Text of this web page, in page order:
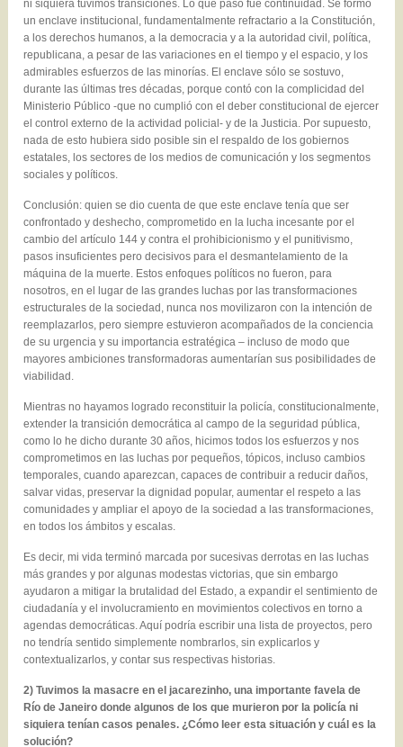
ni siquiera tuvimos transiciones. Lo que pasó fue continuidad. Se formó
un enclave institucional, fundamentalmente refractario a la Constitución,
a los derechos humanos, a la democracia y a la autoridad civil, política,
republicana, a pesar de las variaciones en el tiempo y el espacio, y los
admirables esfuerzos de las minorías. El enclave sólo se sostuvo,
durante las últimas tres décadas, porque contó con la complicidad del
Ministerio Público -que no cumplió con el deber constitucional de ejercer
el control externo de la actividad policial- y de la Justicia. Por supuesto,
nada de esto hubiera sido posible sin el respaldo de los gobiernos
estatales, los sectores de los medios de comunicación y los segmentos
sociales y políticos.
Conclusión: quien se dio cuenta de que este enclave tenía que ser
confrontado y deshecho, comprometido en la lucha incesante por el
cambio del artículo 144 y contra el prohibicionismo y el punitivismo,
pasos insuficientes pero decisivos para el desmantelamiento de la
máquina de la muerte. Estos enfoques políticos no fueron, para
nosotros, en el lugar de las grandes luchas por las transformaciones
estructurales de la sociedad, nunca nos movilizaron con la intención de
reemplazarlos, pero siempre estuvieron acompañados de la conciencia
de su urgencia y su importancia estratégica – incluso de modo que
mayores ambiciones transformadoras aumentarían sus posibilidades de
viabilidad.
Mientras no hayamos logrado reconstituir la policía, constitucionalmente,
extender la transición democrática al campo de la seguridad pública,
como lo he dicho durante 30 años, hicimos todos los esfuerzos y nos
comprometimos en las luchas por pequeños, tópicos, incluso cambios
temporales, cuando aparezcan, capaces de contribuir a reducir daños,
salvar vidas, preservar la dignidad popular, aumentar el respeto a las
comunidades y ampliar el apoyo de la sociedad a las transformaciones,
en todos los ámbitos y escalas.
Es decir, mi vida terminó marcada por sucesivas derrotas en las luchas
más grandes y por algunas modestas victorias, que sin embargo
ayudaron a mitigar la brutalidad del Estado, a expandir el sentimiento de
ciudadanía y el involucramiento en movimientos colectivos en torno a
agendas democráticas. Aquí podría escribir una lista de proyectos, pero
no tendría sentido simplemente nombrarlos, sin explicarlos y
contextualizarlos, y contar sus respectivas historias.
2) Tuvimos la masacre en el jacarezinho, una importante favela de
Río de Janeiro donde algunos de los que murieron por la policía ni
siquiera tenían casos penales. ¿Cómo leer esta situación y cuál es la
solución?